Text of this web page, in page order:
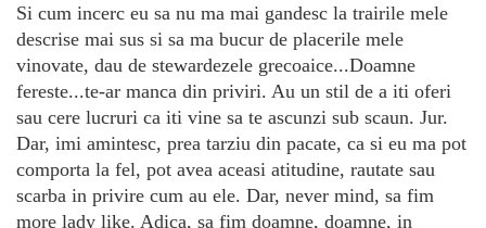
Si cum incerc eu sa nu ma mai gandesc la trairile mele
descrise mai sus si sa ma bucur de placerile mele
vinovate, dau de stewardezele grecoaice...Doamne
fereste...te-ar manca din priviri. Au un stil de a iti oferi
sau cere lucruri ca iti vine sa te ascunzi sub scaun. Jur.
Dar, imi amintesc, prea tarziu din pacate, ca si eu ma pot
comporta la fel, pot avea aceasi atitudine, rautate sau
scarba in privire cum au ele. Dar, never mind, sa fim
more lady like. Adica, sa fim doamne, doamne, in